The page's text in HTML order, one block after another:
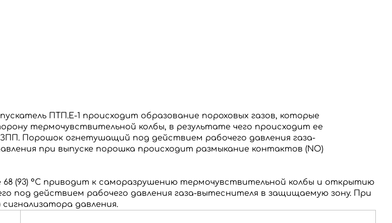
ПТП.Е-1 происходит образование пороховых газов, которые
термочувствительной колбы, в результате чего происходит ее
Порошок огнетушащий под действием рабочего давления газа-
при выпуске порошка происходит размыкание контактов (NO)
(93) °С приводит к саморазрушению термочувствительной колбы и открытию
под действием рабочего давления газа-вытеснителя в защищаемую зону. При
давления.